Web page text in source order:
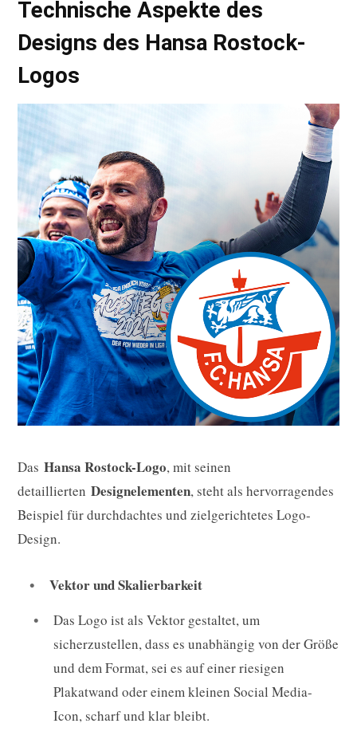
Technische Aspekte des
Designs des Hansa Rostock-
Logos
Das Hansa Rostock-Logo, mit seinen
detaillierten Designelementen, steht als hervorragendes
Beispiel für durchdachtes und zielgerichtetes Logo-
Design.
Vektor und Skalierbarkeit
Das Logo ist als Vektor gestaltet, um
sicherzustellen, dass es unabhängig von der Größe
und dem Format, sei es auf einer riesigen
Plakatwand oder einem kleinen Social Media-
Icon, scharf und klar bleibt.